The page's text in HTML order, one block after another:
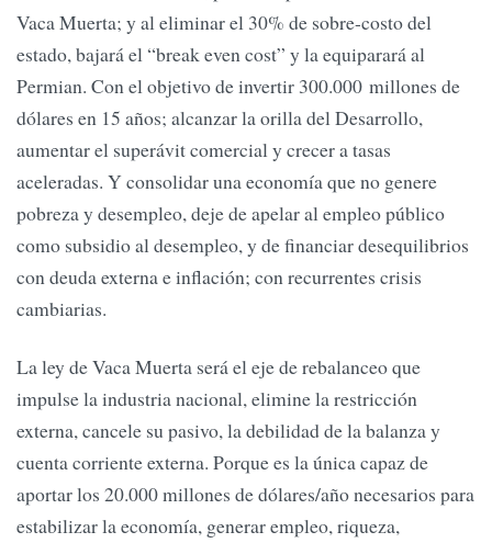
Vaca Muerta; y al eliminar el 30% de sobre-costo del
estado, bajará el “break even cost” y la equiparará al
Permian. Con el objetivo de invertir 300.000 millones de
dólares en 15 años; alcanzar la orilla del Desarrollo,
aumentar el superávit comercial y crecer a tasas
aceleradas. Y consolidar una economía que no genere
pobreza y desempleo, deje de apelar al empleo público
como subsidio al desempleo, y de financiar desequilibrios
con deuda externa e inflación; con recurrentes crisis
cambiarias.
La ley de Vaca Muerta será el eje de rebalanceo que
impulse la industria nacional, elimine la restricción
externa, cancele su pasivo, la debilidad de la balanza y
cuenta corriente externa. Porque es la única capaz de
aportar los 20.000 millones de dólares/año necesarios para
estabilizar la economía, generar empleo, riqueza,